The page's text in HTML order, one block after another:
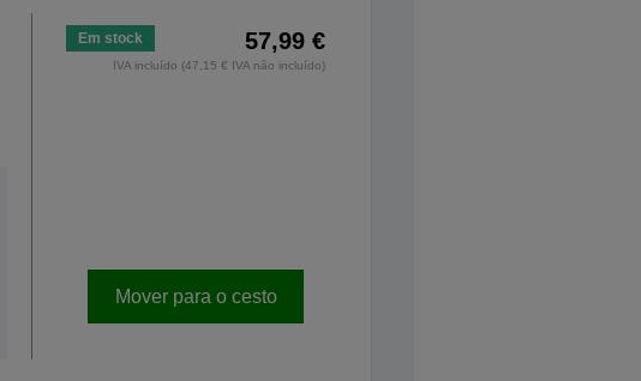
Em stock 57,99 €
IVA incluído (47,15 € IVA não incluído)
Mover para o cesto